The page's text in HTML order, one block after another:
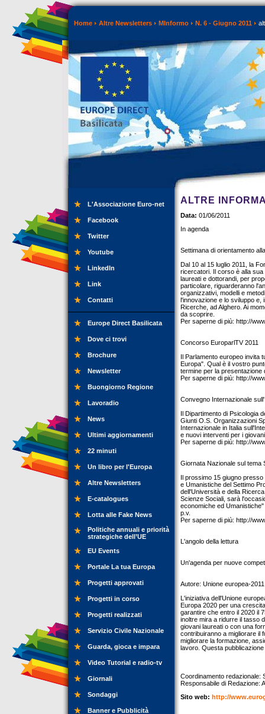
Home Altre Newsletters MInformo N. 6 - Giugno 2011
L'Associazione Euro-net
Facebook
Twitter
Youtube
LinkedIn
Link
Contatti
Europe Direct Basilicata
Dove ci trovi
Brochure
Newsletter
Buongiorno Regione
Lavoradio
News
Ultimi aggiornamenti
22 minuti
Un libro per l'Europa
Altre Newsletters
E-catalogues
Lotta alle Fake News
Politiche annuali e priorità
strategiche dell’UE
EU Events
Portale La tua Europa
Progetti approvati
Progetti in corso
Progetti realizzati
Servizio Civile Nazionale
Guarda, gioca e impara
Video Tutorial e radio-tv
Giornali
Sondaggi
Banner e Pubblicità
ALTRE
Data: 01/06/2011
In agenda
Settimana di orientamento
Dal 10 al 15 luglio 2011, la
ricercatori. Il corso è alla
laureati e dottorandi, per
particolare, riguarderanno
organizzativi, modelli e
l'innovazione e lo sviluppo e,
Ricerche, ad Alghero. Ai
da scoprire.
Per saperne di più: http://
Concorso EuroparlTV 2011
Il Parlamento europeo invita
Europa". Qual è il vostro
termine per la presentazione
Per saperne di più: http://
Convegno Internazionale
Il Dipartimento di Psicologia
Giunti O.S. Organizzazioni
Internazionale in Italia
e nuovi interventi per i
Per saperne di più: http://
Giornata Nazionale sul tema
Il prossimo 15 giugno
e Umanistiche del Settimo
dell'Università e della
Scienze Sociali, sarà
economiche ed
p.v.
Per saperne di più: http://
L'angolo della lettura
Un'agenda per nuove
Autore: Unione europea-2011
L'iniziativa dell'Unione
Europa 2020 per una
garantire che entro il 2020 il
inoltre mira a ridurre il tasso
giovani laureati o con una
contribuiranno a migliorare il
migliorare la formazione,
lavoro. Questa
Coordinamento redazionale:
Responsabile di Redazione:
Sito web: http://